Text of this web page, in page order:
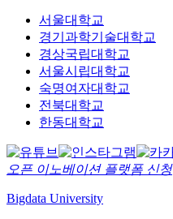
서울대학교
경기과학기술대학교
경상국립대학교
서울시립대학교
숙명여자대학교
전북대학교
한동대학교
오픈 이노베이션 플랫폼 신청
Bigdata University